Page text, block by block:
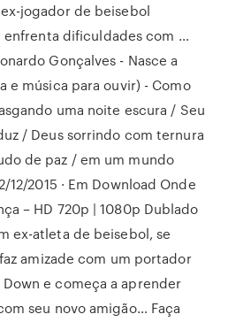
jogador de beisebol
enfrenta dificuldades com …
Gonçalves - Nasce a
e música para ouvir) - Como
uma noite escura / Seu
/ Deus sorrindo com ternura
de paz / em um mundo
12/2015 · Em Download Onde
– HD 720p | 1080p Dublado
ex-atleta de beisebol, se
amizade com um portador
e começa a aprender
seu novo amigão… Faça